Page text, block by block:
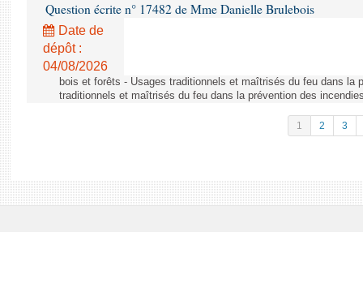
Question écrite n° 17482 de Mme Danielle Brulebois
Date de
dépôt :
04/08/2026
bois et forêts - Usages traditionnels et maîtrisés du feu dans la
traditionnels et maîtrisés du feu dans la prévention des
1 2 3